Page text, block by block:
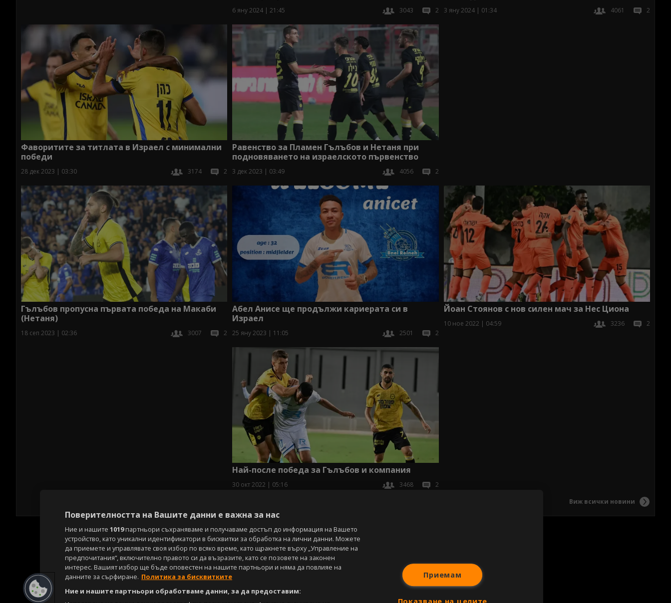
6 яну 2024 | 21:45 3043 2 3 яну 2024 | 01:34 4061 2
Фаворитите за титлата в Израел с минимални
победи
28 дек 2023 | 03:30 3174 2
Равенство за Пламен Гълъбов и Нетаня при
подновяването на израелското първенство
3 дек 2023 | 03:49 4056 2
Гълъбов пропусна първата победа на Макаби
(Нетаня)
18 сеп 2023 | 02:36 3007 2
Абел Анисе ще продължи кариерата си в
Израел
25 яну 2023 | 11:05 2501 2
Йоан Стоянов с нов силен мач за Нес Циона
10 ное 2022 | 04:59 3236 2
Най-после победа за Гълъбов и компания
30 окт 2022 | 05:16 3468
2
Виж всички новини
Поверителността на Вашите данни е важна за нас
Ние и нашите 1019партньори съхраняваме и получаваме достъп до информация на Вашето
устройство, като уникални идентификатори в бисквитки за обработка на лични данни. Можете
да приемете и управлявате своя избор по всяко време, като щракнете върху „Управление на
предпочитания“, включително правото си да възразите, като се позовете на законен
интерес. Вашият избор ще бъде оповестен на нашите партньори и няма да повлияе на
данните за сърфиране. Политика за бисквитките
Ние и нашите партньори обработваме данни, за да предоставим:
Приемам